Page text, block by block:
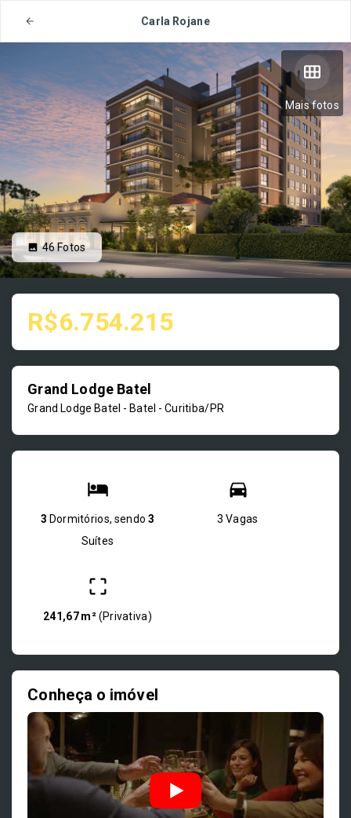
Carla Rojane
Mais fotos
46Fotos
R$6.754.215
Grand Lodge Batel
Grand Lodge Batel - Batel - Curitiba/PR
3 Dormitórios, sendo 3
Suítes
3 Vagas
241,67 m²(Privativa)
Conheça o imóvel